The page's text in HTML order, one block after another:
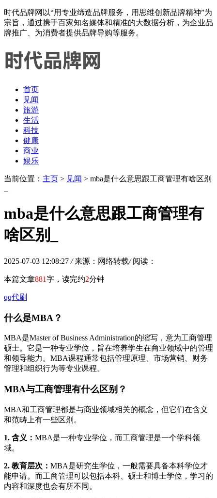
时代品牌网以“用专业缔造品牌服务，用思维创新品牌精神”为
宗旨，通过携手百家知名媒体和精准的大数据分析，为企业品
牌推广、为消费者提供品牌导购等服务。
首页
见闻
旅游
生活
科技
健康
商业
娱乐
当前位置： 主页 > 见闻 > mba是什么意思跟工商管理有啥区别
mba是什么意思跟工商管理有
啥区别_
2025-07-03 12:08:27 / 来源：网络转载/ 阅读：
本篇文章881字，读完约2分钟
qq代刷
什么是MBA？
MBA是Master of Business Administration的缩写，意为工商管理
硕士。它是一种专业学位，旨在培养学生在商业领域中的管理
和领导能力。MBA课程通常包括管理原理、市场营销、财务
管理和组织行为等专业课程。
MBA与工商管理有什么区别？
MBA和工商管理都是与商业领域相关的概念，但它们在含义
和范畴上有一些区别。
1. 含义： MBA是一种专业学位，而工商管理是一个学科领
域。
2. 教育层次： MBA是研究生学位，一般需要具备本科学位才
能申请。而工商管理可以包括本科、硕士和博士学位，学习的
内容和深度也会有所不同。